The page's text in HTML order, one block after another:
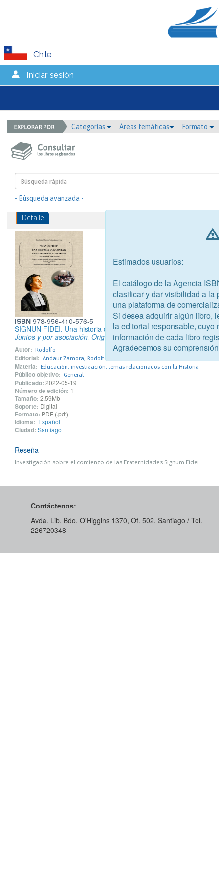
Chile
Iniciar sesión
Categorías Áreas temáticas Formato
- Búsqueda avanzada -
Detalle
ISBN 978-956-410-576-5
SIGNUN FIDEI. Una historia que contar, un futuro por construir
Juntos y por asociación. Origen y reconocimiento de la
Autor: Rodolfo
Editorial: Andaur Zamora, Rodolfo Patricio
Materia: Educación. investigación. temas relacionados con la Historia
Público objetivo: General
Publicado: 2022-05-19
Número de edición: 1
Tamaño: 2,59Mb
Soporte: Digital
Formato: PDF (.pdf)
Idioma: Español
Ciudad: Santiago
Reseña
Investigación sobre el comienzo de las Fraternidades Signum Fidei
Contáctenos:
Avda. Lib. Bdo. O'Higgins 1370, Of. 502. Santiago / Tel.
226720348
Estimados usuarios:
El catálogo de la Agencia
clasificar y dar visibilidad a la
una plataforma de
Si desea adquirir algún libro,
la editorial responsable, cuyo
información de cada libro
Agradecemos su